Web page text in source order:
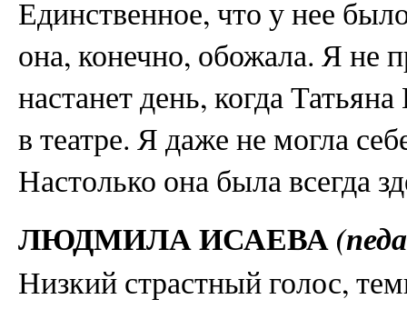
Единственное, что у нее
она, конечно, обожала. Я не
настанет день, когда
в театре. Я даже не могла
Настолько она была всегда
ЛЮДМИЛА ИСАЕВА
Низкий страстный голос,